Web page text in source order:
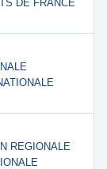
DE FRANCE
REGIONALE